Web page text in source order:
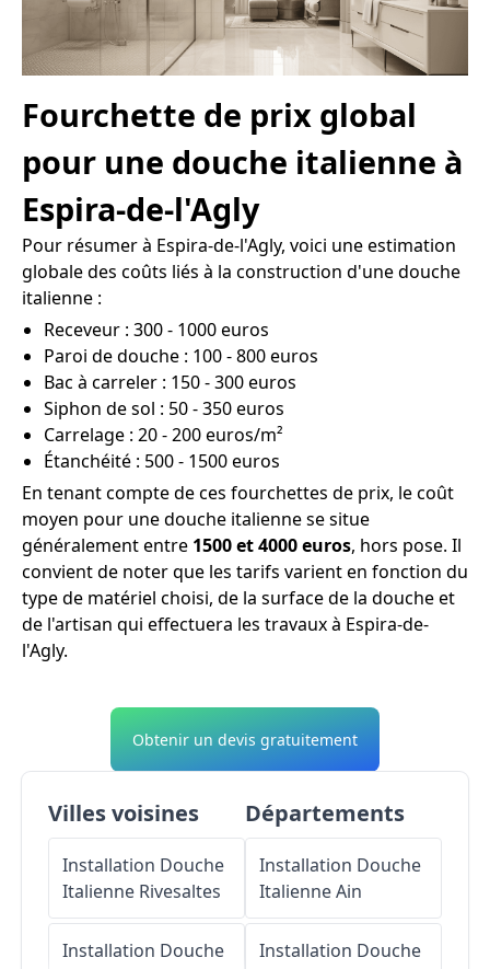
Fourchette de prix global
pour une douche italienne à
Espira-de-l'Agly
Pour résumer à Espira-de-l'Agly, voici une estimation
globale des coûts liés à la construction d'une douche
italienne :
Receveur : 300 - 1000 euros
Paroi de douche : 100 - 800 euros
Bac à carreler : 150 - 300 euros
Siphon de sol : 50 - 350 euros
Carrelage : 20 - 200 euros/m²
Étanchéité : 500 - 1500 euros
En tenant compte de ces fourchettes de prix, le coût
moyen pour une douche italienne se situe
généralement entre 1500 et 4000 euros, hors pose. Il
convient de noter que les tarifs varient en fonction du
type de matériel choisi, de la surface de la douche et
de l'artisan qui effectuera les travaux à Espira-de-
l'Agly.
Obtenir un devis gratuitement
Villes voisines
Installation Douche
Italienne Rivesaltes
Installation Douche
Départements
Installation Douche
ItalienneAin
Installation Douche